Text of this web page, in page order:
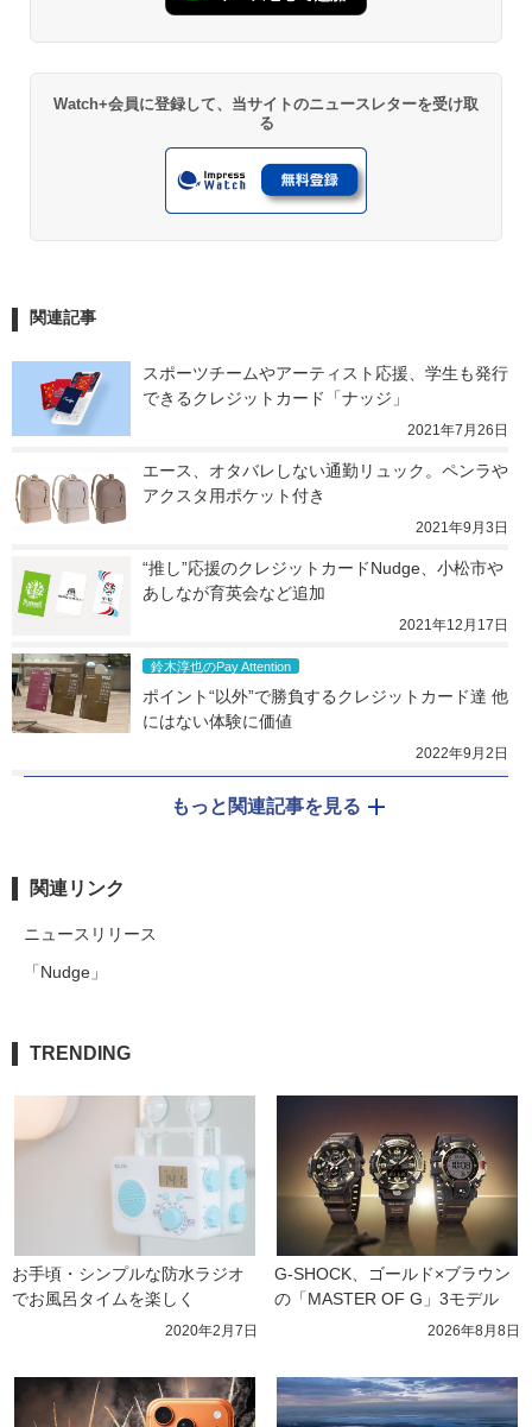
Watch+会員に登録して、当サイトのニュースレターを受け取
る
関連記事
スポーツチームやアーティスト応援、学生も発行
できるクレジットカード「ナッジ」
2021年7月26日
エース、オタバレしない通勤リュック。ペンラや
アクスタ用ポケット付き
2021年9月3日
“推し”応援のクレジットカードNudge、小松市や
あしなが育英会など追加
2021年12月17日
鈴木淳也のPay Attention
ポイント“以外”で勝負するクレジットカード達 他
にはない体験に価値
2022年9月2日
もっと関連記事を見る
関連リンク
ニュースリリース
「Nudge」
TRENDING
お手頃・シンプルな防水ラジオ
でお風呂タイムを楽しく
2020年2月7日
G-SHOCK、ゴールド×ブラウン
の「MASTER OF G」3モデル
2026年8月8日